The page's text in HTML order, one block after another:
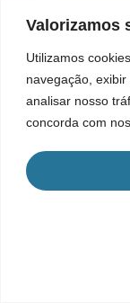
Valorizamos
Utilizamos
navegação,
analisar nosso
concorda com